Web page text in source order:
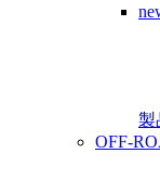
製
OFF-